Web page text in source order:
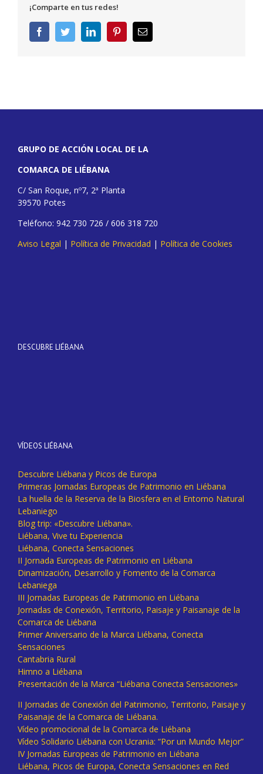
¡Comparte en tus redes!
FacebookTwitterLinkedInPinterestCorreo
electrónico
GRUPO DE ACCIÓN LOCAL DE LA
COMARCA DE LIÉBANA
C/ San Roque, nº7, 2ª Planta
39570 Potes
Teléfono: 942 730 726 / 606 318 720
Aviso Legal | Política de Privacidad | Política de Cookies
DESCUBRE LIÉBANA
VÍDEOS LIÉBANA
Descubre Liébana y Picos de Europa
Primeras Jornadas Europeas de Patrimonio en Liébana
La huella de la Reserva de la Biosfera en el Entorno Natural
Lebaniego
Blog trip: «Descubre Liébana».
Liébana, Vive tu Experiencia
Liébana, Conecta Sensaciones
II Jornada Europeas de Patrimonio en Liébana
Dinamización, Desarrollo y Fomento de la Comarca
Lebaniega
III Jornadas Europeas de Patrimonio en Liébana
Jornadas de Conexión, Territorio, Paisaje y Paisanaje de la
Comarca de Liébana
Primer Aniversario de la Marca Liébana, Conecta
Sensaciones
Cantabria Rural
Himno a Liébana
Presentación de la Marca “Liébana Conecta Sensaciones»
II Jornadas de Conexión del Patrimonio, Territorio, Paisaje y
Paisanaje de la Comarca de Liébana.
Vídeo promocional de la Comarca de Liébana
Vídeo Solidario Liébana con Ucrania: “Por un Mundo Mejor”
IV Jornadas Europeas de Patrimonio en Liébana
Liébana, Picos de Europa, Conecta Sensaciones en Red